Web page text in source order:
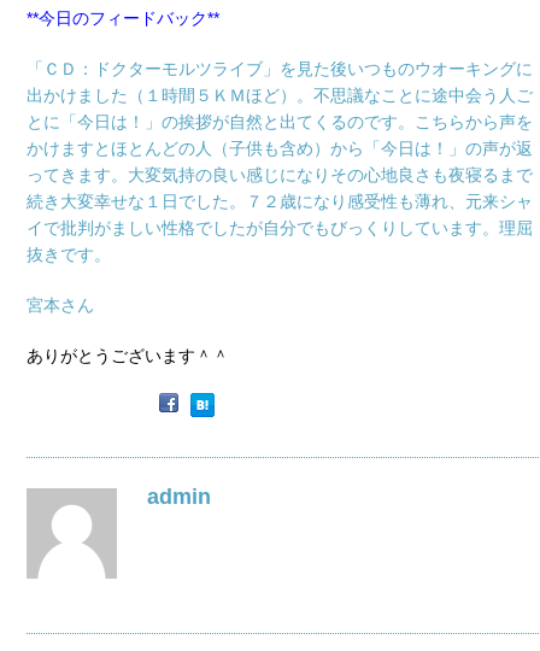
**今日のフィードバック**
「ＣＤ：ドクターモルツライブ」を見た後いつものウオーキングに
出かけました（１時間５ＫＭほど）。不思議なことに途中会う人ご
とに「今日は！」の挨拶が自然と出てくるのです。こちらから声を
かけますとほとんどの人（子供も含め）から「今日は！」の声が返
ってきます。大変気持の良い感じになりその心地良さも夜寝るまで
続き大変幸せな１日でした。７２歳になり感受性も薄れ、元来シャ
イで批判がましい性格でしたが自分でもびっくりしています。理屈
抜きです。
宮本さん
ありがとうございます＾＾
admin